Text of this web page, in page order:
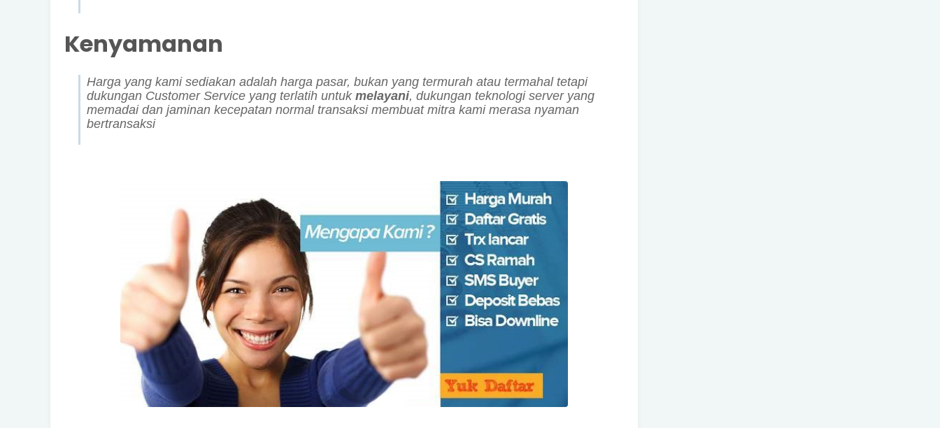
Kenyamanan
Harga yang kami sediakan adalah harga pasar, bukan yang termurah atau termahal tetapi
dukungan Customer Service yang terlatih untuk melayani, dukungan teknologi server yang
memadai dan jaminan kecepatan normal transaksi membuat mitra kami merasa nyaman
bertransaksi